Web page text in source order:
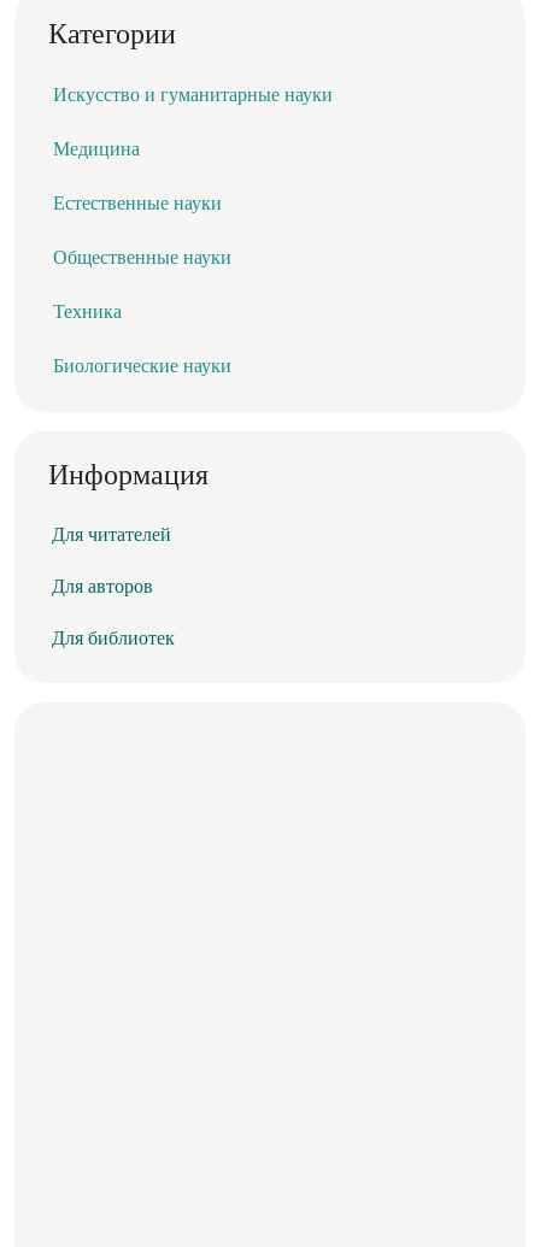
Категории
Искусство и гуманитарные науки
Медицина
Естественные науки
Общественные науки
Техника
Биологические науки
Информация
Для читателей
Для авторов
Для библиотек